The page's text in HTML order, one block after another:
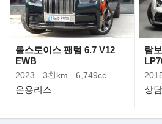
1994년에 뼈대와 엔진부터 전면 독자
내놓으며 미쓰비시로부터의 기술 종속
관계를 조금씩 청산해 나가기 시작한다.
롤스로이스 팬텀 6.7 V12
EWB
2023 3천km 6,749cc
운용리스
람
상담